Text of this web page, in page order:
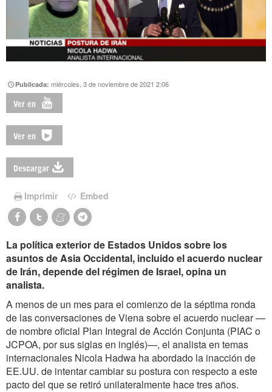
Publicada:miércoles, 3 de noviembre de 2021 2:06
Ver en
Ver en
Descargar
Imprimir Embed
La política exterior de Estados Unidos sobre los
asuntos de Asia Occidental, incluido el acuerdo nuclear
de Irán, depende del régimen de Israel, opina un
analista.
A menos de un mes para el comienzo de la séptima ronda
de las conversaciones de Viena sobre el acuerdo nuclear —
de nombre oficial Plan Integral de Acción Conjunta (PIAC o
JCPOA, por sus siglas en inglés)—, el analista en temas
internacionales Nicola Hadwa ha abordado la inacción de
EE.UU. de intentar cambiar su postura con respecto a este
pacto del que se retiró unilateralmente hace tres años.